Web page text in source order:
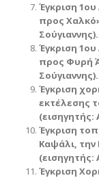
Έγκριση
προς
Σούγιαννης).
Έγκριση
προς Φυρή
Σούγιαννης).
Έγκριση
εκτέλεσης
(εισηγητής:
Έγκριση
Καψάλι, την
(εισηγητής:
Έγκριση